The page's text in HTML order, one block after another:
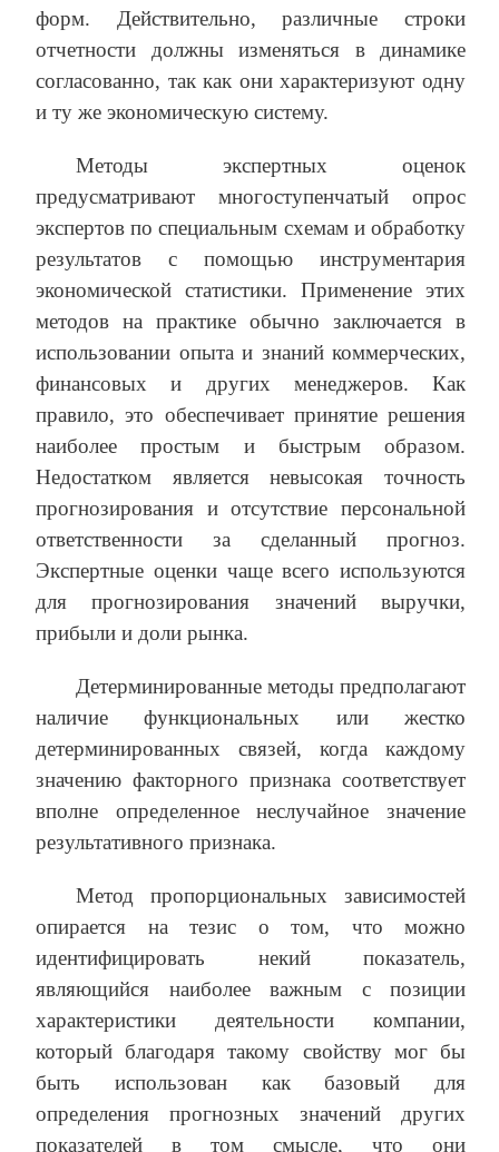
форм. Действительно, различные строки
отчетности должны изменяться в динамике
согласованно, так как они характеризуют одну
и ту же экономическую систему.
Методы экспертных оценок
предусматривают многоступенчатый опрос
экспертов по специальным схемам и обработку
результатов с помощью инструментария
экономической статистики. Применение этих
методов на практике обычно заключается в
использовании опыта и знаний коммерческих,
финансовых и других менеджеров. Как
правило, это обеспечивает принятие решения
наиболее простым и быстрым образом.
Недостатком является невысокая точность
прогнозирования и отсутствие персональной
ответственности за сделанный прогноз.
Экспертные оценки чаще всего используются
для прогнозирования значений выручки,
прибыли и доли рынка.
Детерминированные методы предполагают
наличие функциональных или жестко
детерминированных связей, когда каждому
значению факторного признака соответствует
вполне определенное неслучайное значение
результативного признака.
Метод пропорциональных зависимостей
опирается на тезис о том, что можно
идентифицировать некий показатель,
являющийся наиболее важным с позиции
характеристики деятельности компании,
который благодаря такому свойству мог бы
быть использован как базовый для
определения прогнозных значений других
показателей в том смысле, что они